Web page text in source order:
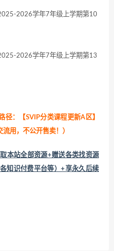
2026学年7年级上学期第10
2026学年7年级上学期第13
径：【SVIP分类课程更新A区】
用，不公开售卖！ ）
本站全部资源+赠送各类找资源
知识付费平台等）+享永久后续